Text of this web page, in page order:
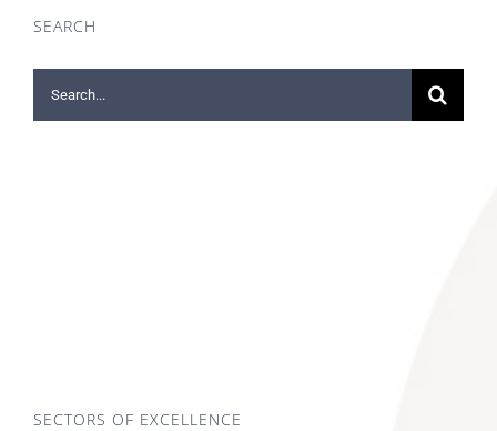
SEARCH
Search
for:
SECTORS OF EXCELLENCE